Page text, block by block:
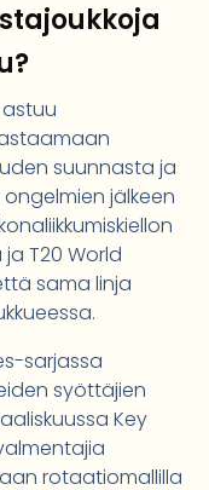
astuu
suunnasta ja
jälkeen
T20 World
sama linja
sarjassa
syöttäjien
Key
rotaatiomallilla